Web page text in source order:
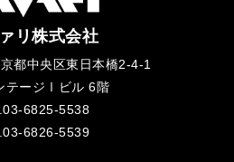
リ株式会社
都中央区東日本橋2-4-1
テージⅠビル 6階
6825-5538
6826-5539